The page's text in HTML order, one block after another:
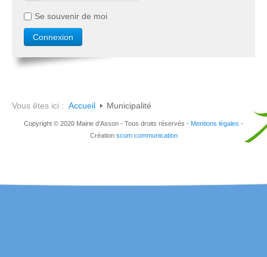
Se souvenir de moi
Vous êtes ici : Accueil Municipalité
Copyright © 2020 Mairie d'Asson - Tous droits réservés - Mentions légales -
Création scom communication